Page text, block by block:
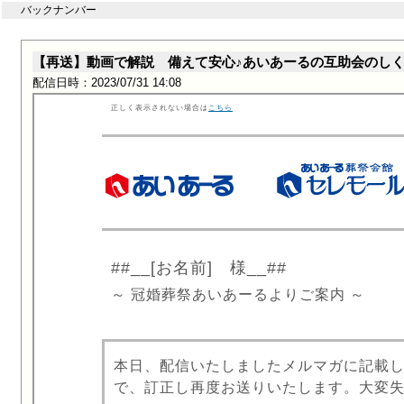
バックナンバー
【再送】動画で解説 備えて安心♪あいあーるの互助会のし
配信日時：2023/07/31 14:08